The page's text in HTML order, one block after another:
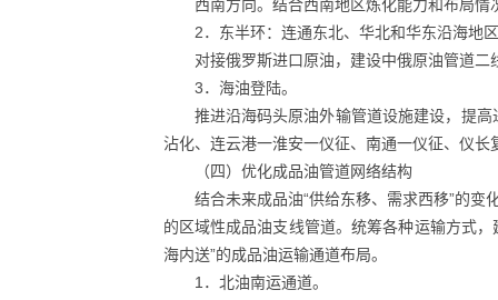
西南方向。结合西南地区炼化能力和布局
2．东半环：连通东北、华北和华东沿海地
对接俄罗斯进口原油，建设中俄原油管道
3．海油登陆。
推进沿海码头原油外输管道设施建设，提
沾化、连云港一淮安一仪征、南通一仪征、仪
（四）优化成品油管道网络结构
结合未来成品油“供给东移、需求西移”的
的区域性成品油支线管道。统筹各种运输方式
海内送”的成品油运输通道布局。
1．北油南运通道。